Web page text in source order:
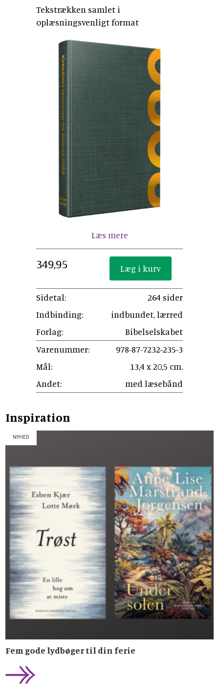
Tekstrækken samlet i
oplæsningsvenligt format
Læs mere
349,95
Sidetal:
264 sider
Indbinding:
indbundet, lærred
Forlag:
Bibelselskabet
Varenummer:
978-87-7232-235-3
Mål:
13,4 x 20,5 cm.
Andet:
med læsebånd
Inspiration
NYHED
Fem gode lydbøger til din ferie